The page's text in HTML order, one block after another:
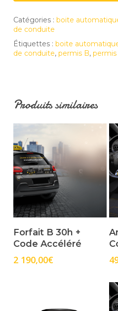
Catégories : boite
de conduite
Étiquettes : boite
de conduite, permis B,
Produits similaires
Select Options
Forfait B 30h +
Code Accéléré
2 190,00€